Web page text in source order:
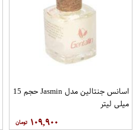
اسانس جنتالین مدل Jasmin حجم 15
میلی لیتر
۱۰۹,۹۰۰